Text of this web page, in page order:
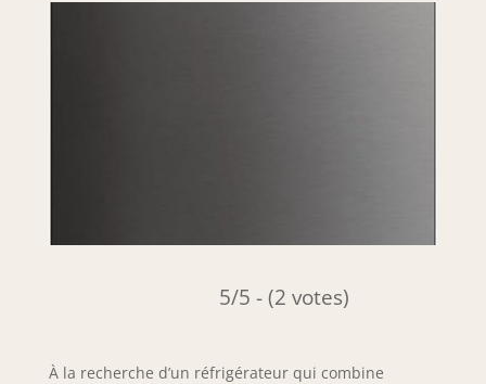
5/5 - (2 votes)
À la recherche d’un réfrigérateur qui combine